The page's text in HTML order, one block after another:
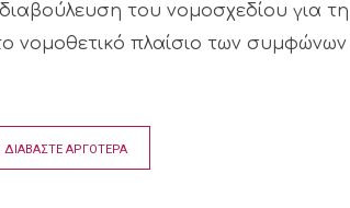
του νομοσχεδίου για
νομοθετικό πλαίσιο των
ΔΙΑΒΑΣΤΕ ΑΡΓΟΤΕΡΑ